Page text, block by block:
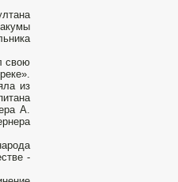
свою
из
А.
-